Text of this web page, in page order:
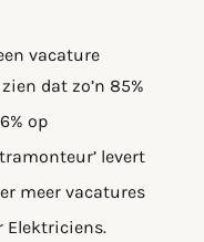
dat zo’n 85%
op
levert
meer vacatures
Elektriciens.